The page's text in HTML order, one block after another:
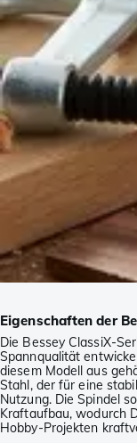
Eigenschaften der
Die Bessey ClassiX-
Spannqualität
diesem Modell aus
Stahl, der für eine
Nutzung. Die Spindel
Kraftaufbau, wodurch
Hobby-Projekten